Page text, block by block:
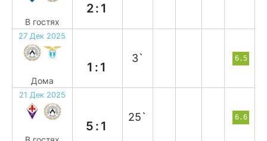
В гостях
2:1
27 Дек 2025
Дома
1:1
3` 6.5
21 Дек 2025
5:1
25` 6.6